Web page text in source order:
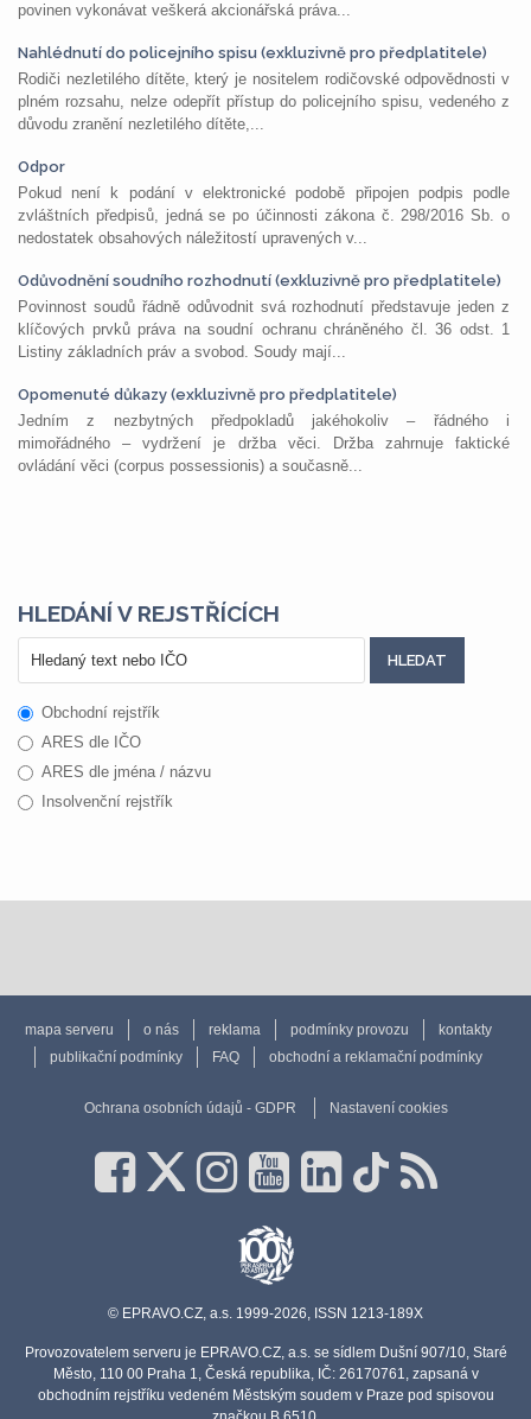
povinen vykonávat veškerá akcionářská práva...
Nahlédnutí do policejního spisu (exkluzivně pro předplatitele)
Rodiči nezletilého dítěte, který je nositelem rodičovské odpovědnosti v
plném rozsahu, nelze odepřít přístup do policejního spisu, vedeného z
důvodu zranění nezletilého dítěte,...
Odpor
Pokud není k podání v elektronické podobě připojen podpis podle
zvláštních předpisů, jedná se po účinnosti zákona č. 298/2016 Sb. o
nedostatek obsahových náležitostí upravených v...
Odůvodnění soudního rozhodnutí (exkluzivně pro předplatitele)
Povinnost soudů řádně odůvodnit svá rozhodnutí představuje jeden z
klíčových prvků práva na soudní ochranu chráněného čl. 36 odst. 1
Listiny základních práv a svobod. Soudy mají...
Opomenuté důkazy (exkluzivně pro předplatitele)
Jedním z nezbytných předpokladů jakéhokoliv – řádného i
mimořádného – vydržení je držba věci. Držba zahrnuje faktické
ovládání věci (corpus possessionis) a současně...
HLEDÁNÍ V REJSTŘÍCÍCH
Obchodní rejstřík
ARES dle IČO
ARES dle jména / názvu
Insolvenční rejstřík
mapa serveru o nás reklama podmínky provozu
kontakty
publikační podmínky
FAQ obchodní a reklamační podmínky
Ochrana osobních údajů - GDPR Nastavení cookies
© EPRAVO.CZ, a.s. 1999-2026, ISSN 1213-189X
Provozovatelem serveru je EPRAVO.CZ, a.s. se sídlem Dušní 907/10, Staré
Město, 110 00 Praha 1, Česká republika, IČ: 26170761, zapsaná v
obchodním rejstříku vedeném Městským soudem v Praze pod spisovou